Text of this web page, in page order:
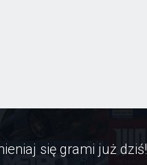
się grami już dziś!